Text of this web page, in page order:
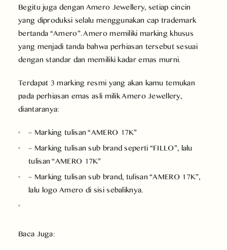
Begitu juga dengan Amero Jewellery, setiap cincin
yang diproduksi selalu menggunakan cap trademark
bertanda “Amero”. Amero memiliki marking khusus
yang menjadi tanda bahwa perhiasan tersebut sesuai
dengan standar dan memiliki kadar emas murni.
Terdapat 3 marking resmi yang akan kamu temukan
pada perhiasan emas asli milik Amero Jewellery,
diantaranya:
– Marking tulisan “AMERO 17K”
– Marking tulisan sub brand seperti “FILLO”, lalu
tulisan “AMERO 17K”
– Marking tulisan sub brand, tulisan “AMERO 17K”,
lalu logo Amero di sisi sebaliknya.
Baca Juga: